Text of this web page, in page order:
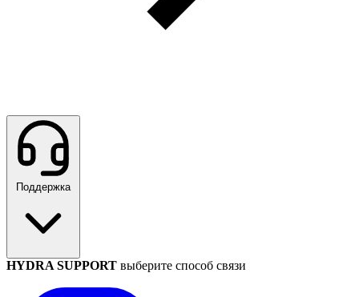
Поддержка
HYDRA SUPPORT выберите способ связи